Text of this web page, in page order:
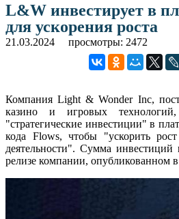
L&W инвестирует в
для ускорения роста
21.03.2024 просмотры: 2472
Компания Light & Wonder Inc,
казино и игровых
"стратегические инвестиции" в
кода Flows, чтобы "ускорить
деятельности". Сумма инвестиций
релизе компании, опубликованном в